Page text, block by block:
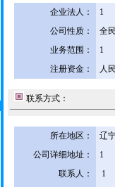
企业法人：
1
公司性质：
全
业务范围：
1
注册资金：
人
联系方式：
所在地区：
辽
公司详细地址：
1
联系人：
1